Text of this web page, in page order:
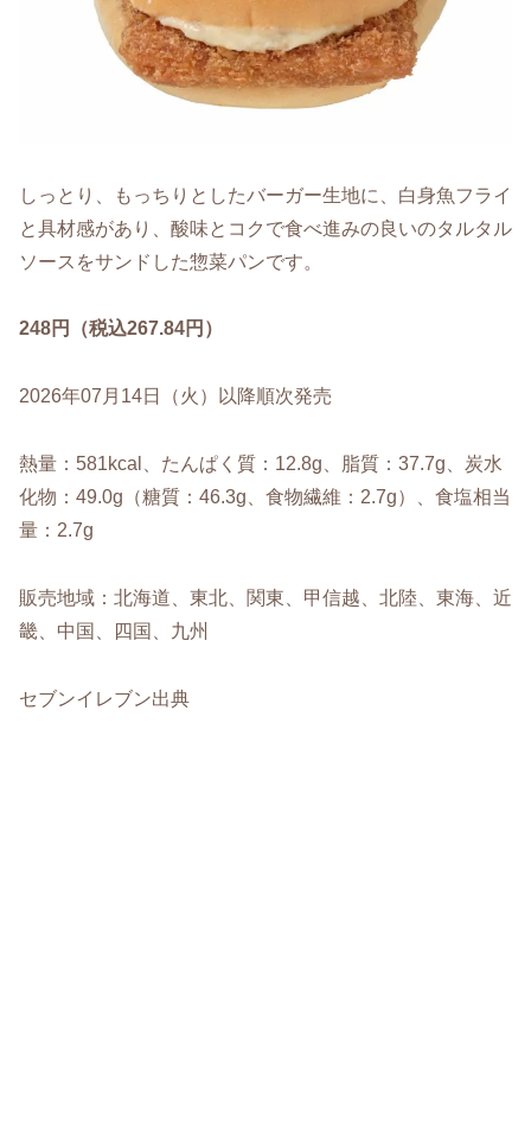
しっとり、もっちりとしたバーガー生地に、白身魚フライ
と具材感があり、酸味とコクで食べ進みの良いのタルタル
ソースをサンドした惣菜パンです。
248円（税込267.84円）
2026年07月14日（火）以降順次発売
熱量：581kcal、たんぱく質：12.8g、脂質：37.7g、炭水
化物：49.0g（糖質：46.3g、食物繊維：2.7g）、食塩相当
量：2.7g
販売地域：北海道、東北、関東、甲信越、北陸、東海、近
畿、中国、四国、九州
セブンイレブン出典